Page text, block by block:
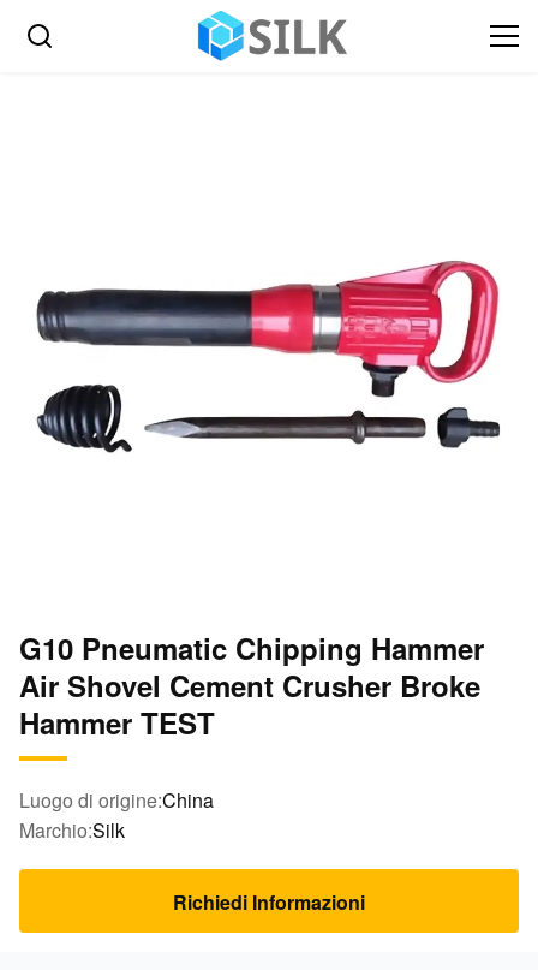
G10 Pneumatic Chipping Hammer
Air Shovel Cement Crusher Broke
Hammer TEST
Luogo di origine:China
Marchio:Silk
Richiedi Informazioni